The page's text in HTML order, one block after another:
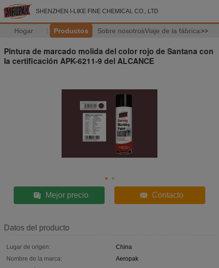
SHENZHEN I-LIKE FINE CHEMICAL CO., LTD
Hogar Productos Sobre nosotrosViaje de la fábrica>>
Pintura de marcado molida del color rojo de Santana con
la certificación APK-6211-9 del ALCANCE
Mejor precio Contacto
Datos del producto
Lugar de origen:
China
Nombre de la marca:
Aeropak